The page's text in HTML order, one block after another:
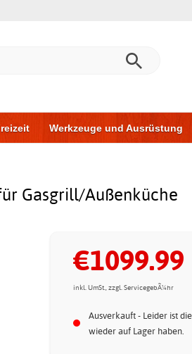
Werkzeuge und Ausrüstung
Gasgrill/Außenküche
€1099.99
inkl. UmSt., zzgl. ServicegebÃ¼hr
Ausverkauft - Leider ist
wieder auf Lager haben.